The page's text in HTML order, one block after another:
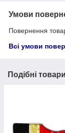
Умови
Повернення
Всі умови
Подібні